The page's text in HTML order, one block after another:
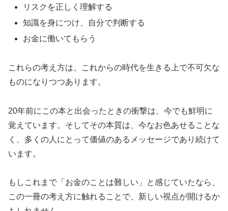
リスクを正しく理解する
知識を身につけ、自分で判断する
お金に働いてもらう
これらの考え方は、これからの時代を生きる上で不可欠な
ものになりつつあります。
20年前にこの本と出会ったときの衝撃は、今でも鮮明に
覚えています。そしてその本質は、今なお色あせることな
く、多くの人にとって価値のあるメッセージであり続けて
います。
もしこれまで「お金のことは難しい」と感じていたなら、
この一冊の考え方に触れることで、新しい視点が開けるか